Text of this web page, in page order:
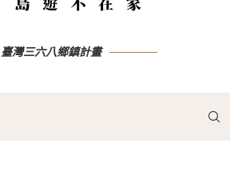
臺灣三六八鄉鎮計畫